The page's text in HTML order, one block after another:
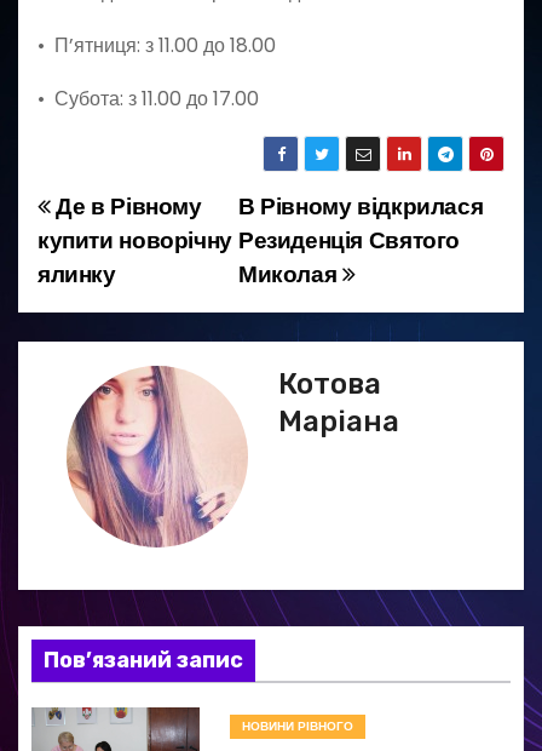
• П’ятниця: з 11.00 до 18.00
• Субота: з 11.00 до 17.00
Н
а
в
я
з
а
В Рівному відкрилася
Резиденція Святого
Миколая
Де в Рівному
купити новорічну
ялинку
Котова
Маріана
Пов’язаний запис
НОВИНИ РІВНОГО